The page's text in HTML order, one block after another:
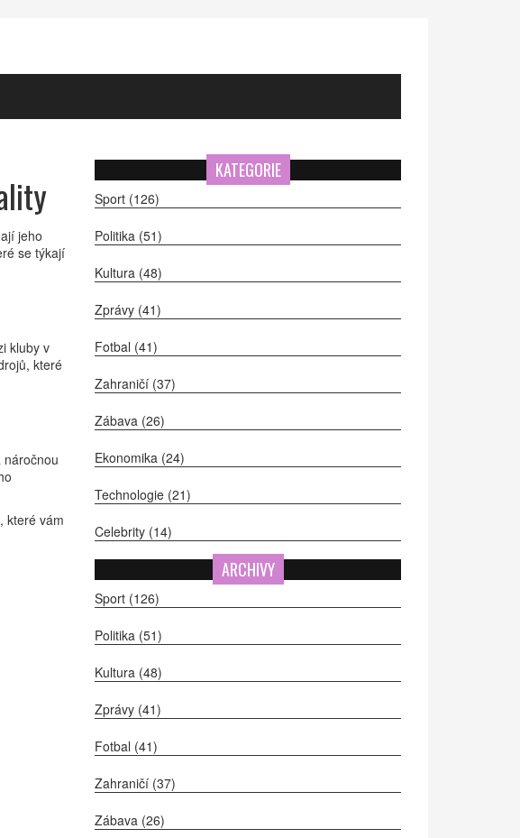
jeho
se týkají
kluby v
které
náročnou
které vám
KATEGORIE
Sport (126)
Politika (51)
Kultura (48)
Zprávy (41)
Fotbal (41)
Zahraničí (37)
Zábava (26)
Ekonomika (24)
Technologie (21)
Celebrity (14)
ARCHIVY
Sport (126)
Politika (51)
Kultura (48)
Zprávy (41)
Fotbal (41)
Zahraničí (37)
Zábava (26)